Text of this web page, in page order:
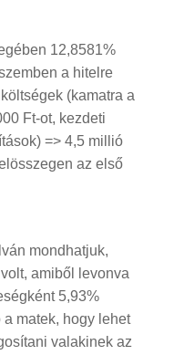
12,8581%
a hitelre
(kamatra a
Ft-ot, kezdeti
=> 4,5 millió
az első
mondhatjuk,
amiből levonva
5,93%
matek, hogy lehet
valakinek az